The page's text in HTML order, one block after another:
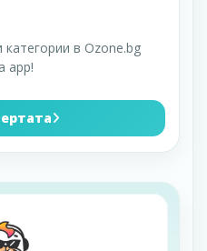
в Ozone.bg
app!